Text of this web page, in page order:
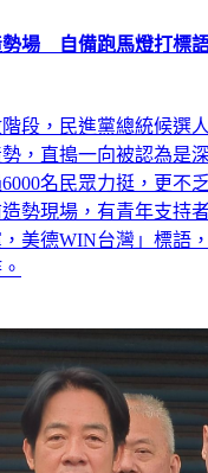
勢場 自備跑馬燈打標
段，民進黨總統候選
，直搗一向被認為是
名民眾力挺，更不
勢現場，有青年支持
美德WIN台灣」標語